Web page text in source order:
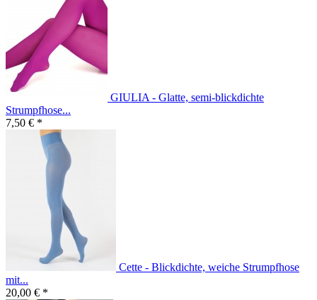
GIULIA - Glatte, semi-blickdichte
Strumpfhose...
7,50 € *
Cette - Blickdichte, weiche Strumpfhose
mit...
20,00 € *